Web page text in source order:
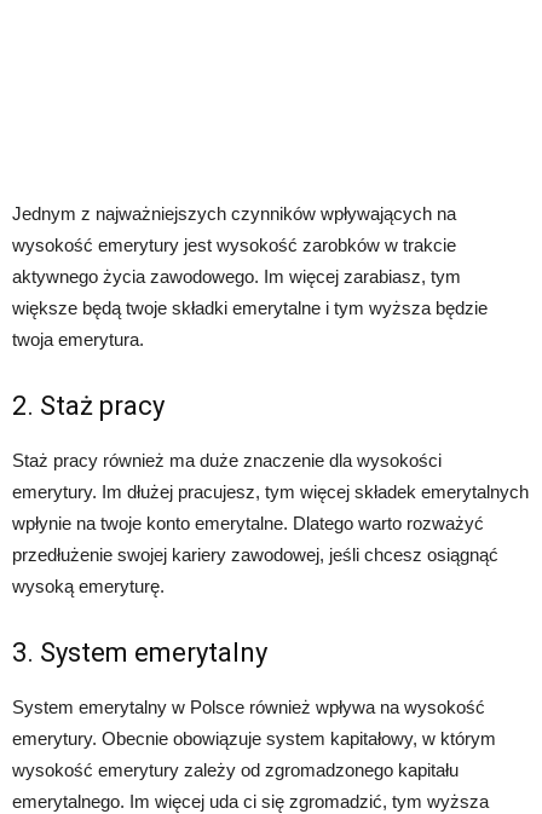
Jednym z najważniejszych czynników wpływających na
wysokość emerytury jest wysokość zarobków w trakcie
aktywnego życia zawodowego. Im więcej zarabiasz, tym
większe będą twoje składki emerytalne i tym wyższa będzie
twoja emerytura.
2. Staż pracy
Staż pracy również ma duże znaczenie dla wysokości
emerytury. Im dłużej pracujesz, tym więcej składek emerytalnych
wpłynie na twoje konto emerytalne. Dlatego warto rozważyć
przedłużenie swojej kariery zawodowej, jeśli chcesz osiągnąć
wysoką emeryturę.
3. System emerytalny
System emerytalny w Polsce również wpływa na wysokość
emerytury. Obecnie obowiązuje system kapitałowy, w którym
wysokość emerytury zależy od zgromadzonego kapitału
emerytalnego. Im więcej uda ci się zgromadzić, tym wyższa